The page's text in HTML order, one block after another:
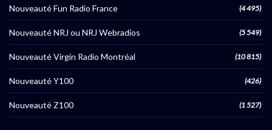
Nouveauté Fun Radio France (4 495)
Nouveauté NRJ ou NRJ Webradios (5 549)
Nouveauté Virgin Radio Montréal (10 815)
Nouveauté Y100 (426)
Nouveauté Z100 (1 527)